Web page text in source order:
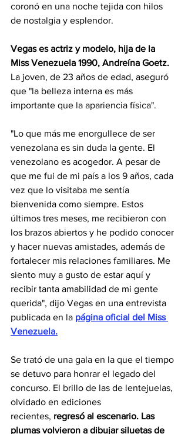
coronó en una noche tejida con hilos
de nostalgia y esplendor.
Vegas es actriz y modelo, hija de la
Miss Venezuela 1990, Andreína Goetz.
La joven, de 23 años de edad, aseguró
que "la belleza interna es más
importante que la apariencia física".
"Lo que más me enorgullece de ser
venezolana es sin duda la gente. El
venezolano es acogedor. A pesar de
que me fui de mi país a los 9 años, cada
vez que lo visitaba me sentía
bienvenida como siempre. Estos
últimos tres meses, me recibieron con
los brazos abiertos y he podido conocer
y hacer nuevas amistades, además de
fortalecer mis relaciones familiares. Me
siento muy a gusto de estar aquí y
recibir tanta amabilidad de mi gente
querida", dijo Vegas en una entrevista
publicada en la página oficial del Miss
Venezuela.
Se trató de una gala en la que el tiempo
se detuvo para honrar el legado del
concurso. El brillo de las de lentejuelas,
olvidado en ediciones
recientes, regresó al escenario. Las
plumas volvieron a dibujar siluetas de